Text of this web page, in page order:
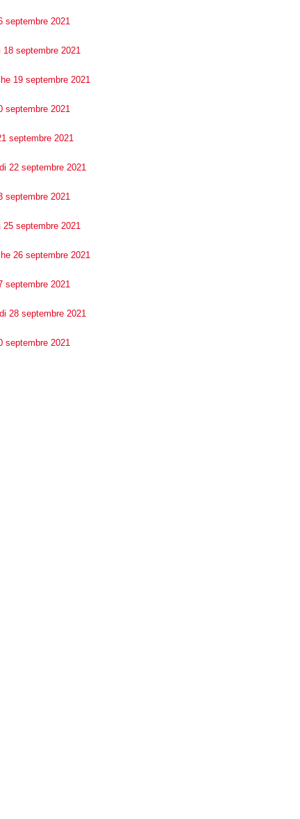
septembre 2021
18 septembre 2021
19 septembre 2021
septembre 2021
septembre 2021
22 septembre 2021
septembre 2021
25 septembre 2021
26 septembre 2021
septembre 2021
28 septembre 2021
septembre 2021